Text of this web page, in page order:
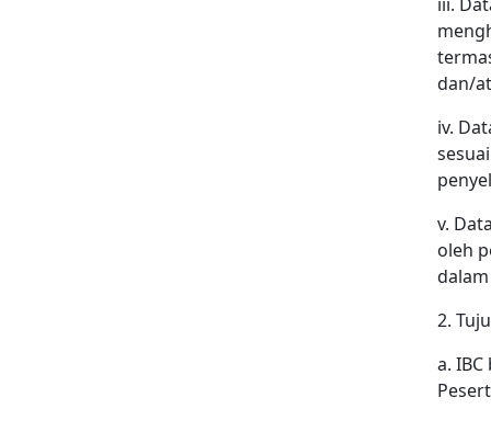
dan/
iv.
v.
oleh
2.
a.